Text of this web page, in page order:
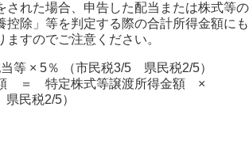
れた場合、申告した配当または株式等の
控除」等を判定する際の合計所得金額にも
すのでご注意ください。
等 × 5％ （市民税3/5 県民税2/5）
額 ＝ 特定株式等譲渡所得金額 ×
民税2/5）